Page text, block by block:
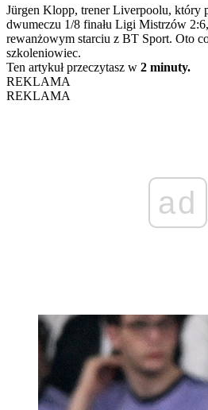
Jürgen Klopp, trener Liverpoolu, który
dwumeczu 1/8 finału Ligi Mistrzów
rewanżowym starciu z BT Sport. Oto
szkoleniowiec.
Ten artykuł przeczytasz w 2 minuty.
REKLAMA
REKLAMA
ad